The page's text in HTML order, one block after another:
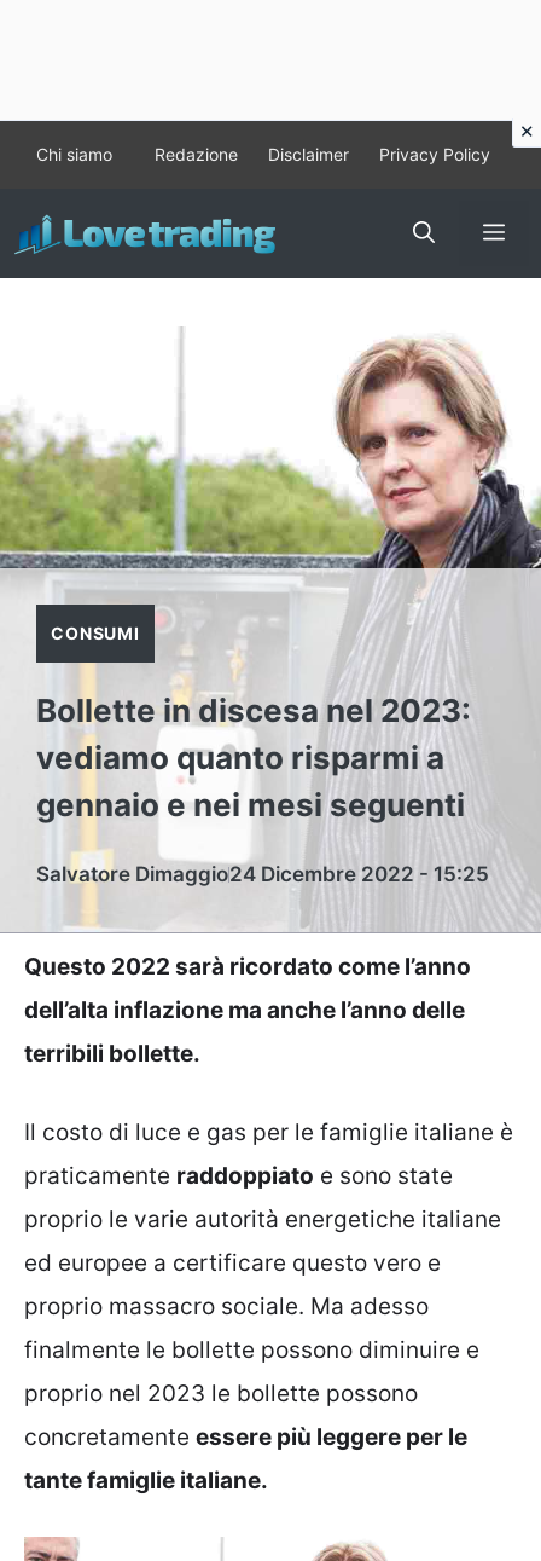
contenuto
Chi siamo Redazione Disclaimer Privacy Policy
CONSUMI
Bollette in discesa nel 2023:
vediamo quanto risparmi a
gennaio e nei mesi seguenti
Salvatore Dimaggio24 Dicembre 2022 - 15:25
Questo 2022 sarà ricordato come l’anno
dell’alta inflazione ma anche l’anno delle
terribili bollette.
Il costo di luce e gas per le famiglie italiane è
praticamente raddoppiato e sono state
proprio le varie autorità energetiche italiane
ed europee a certificare questo vero e
proprio massacro sociale. Ma adesso
finalmente le bollette possono diminuire e
proprio nel 2023 le bollette possono
concretamente essere più leggere per le
tante famiglie italiane.